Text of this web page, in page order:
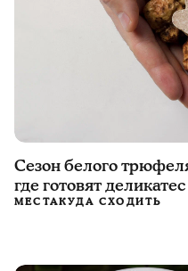
Сезон белого
где готовят деликатес
МЕСТАКУДА СХОДИТЬ